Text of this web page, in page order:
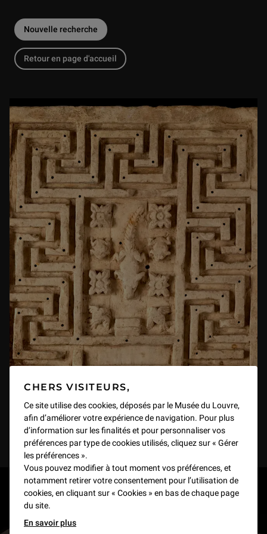
CHERS VISITEURS,
Ce site utilise des cookies, déposés par le Musée du Louvre,
afin d’améliorer votre expérience de navigation. Pour plus
d’information sur les finalités et pour personnaliser vos
préférences par type de cookies utilisés, cliquez sur « Gérer
les préférences ».
Vous pouvez modifier à tout moment vos préférences, et
notamment retirer votre consentement pour l’utilisation de
cookies, en cliquant sur « Cookies » en bas de chaque page
du site.
En savoir plus
Nouvelle recherche
Retour en page d'accueil
RESTONS EN CONTACT
Recevez des nouvelles du Louvre selon vos goûts